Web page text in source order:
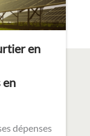
en
dépenses